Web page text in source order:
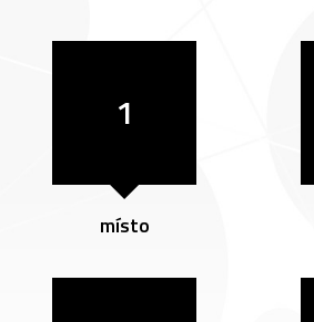
1
místo